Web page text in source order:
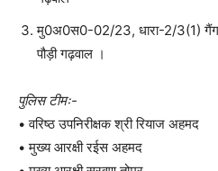
मु0अ0स0-02/23, धारा-2/3(1)
पौड़ी गढ़वाल ।
पुलिस टीमः-
• वरिष्ठ उपनिरीक्षक श्री रियाज अहमद
• मुख्य आरक्षी रईस अहमद